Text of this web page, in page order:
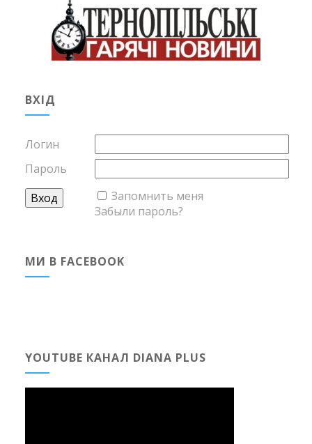
ВХІД
Логин
Пароль
Запомнить меня
Забыли пароль?
МИ В FACEBOOK
YOUTUBE КАНАЛ DIANA PLUS